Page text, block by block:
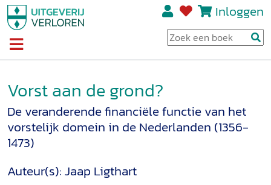
Inloggen
Vorst aan de grond?
De veranderende financiële functie van het
vorstelijk domein in de Nederlanden (1356-
1473)
Auteur(s):Jaap Ligthart